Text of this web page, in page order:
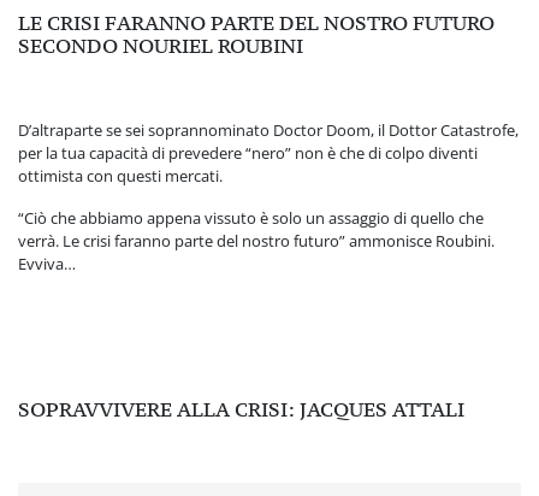
LE CRISI FARANNO PARTE DEL NOSTRO FUTURO
SECONDO NOURIEL ROUBINI
D’altraparte se sei soprannominato Doctor Doom, il Dottor Catastrofe,
per la tua capacità di prevedere “nero” non è che di colpo diventi
ottimista con questi mercati.
“Ciò che abbiamo appena vissuto è solo un assaggio di quello che
verrà. Le crisi faranno parte del nostro futuro” ammonisce Roubini.
Evviva…
SOPRAVVIVERE ALLA CRISI: JACQUES ATTALI